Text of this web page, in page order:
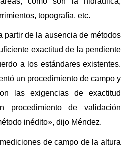
topografía, etc.
partir de la ausencia de métodos
exactitud de la pendiente
a los estándares existentes.
un procedimiento de campo y
las exigencias de exactitud
procedimiento de validación
inédito», dijo Méndez.
de campo de la altura